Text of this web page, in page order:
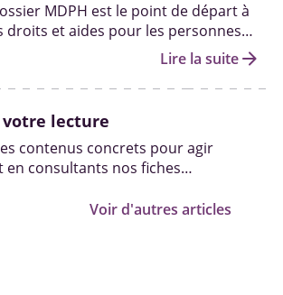
MDPH est le point de départ à
droits et aides pour les personnes
handicap. Qui peut vous aider à le
sont les autres démarches pour
? On fait le point.
Lire la suitearrow_forward
lecture
contenus concrets pour agir
en consultants nos fiches
Voir d'autres articles